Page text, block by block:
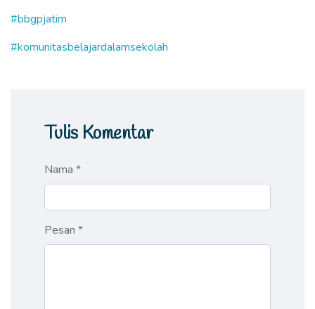
#bbgpjatim
#komunitasbelajardalamsekolah
Tulis Komentar
Nama *
Pesan *